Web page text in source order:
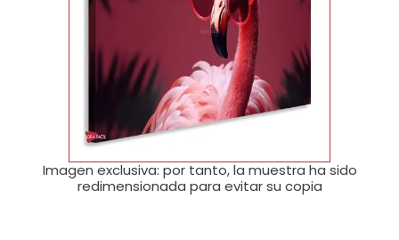
Imagen exclusiva: por tanto, la muestra ha sido
redimensionada para evitar su copia